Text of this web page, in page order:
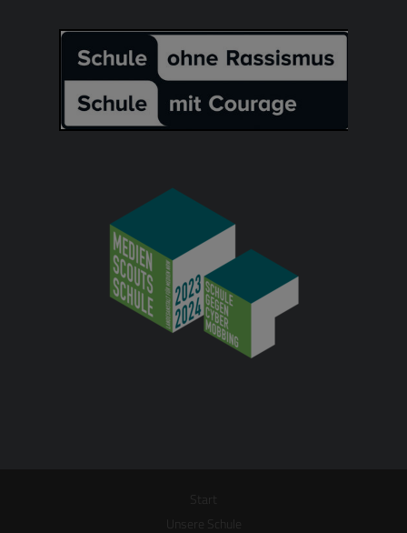
Start
Unsere Schule